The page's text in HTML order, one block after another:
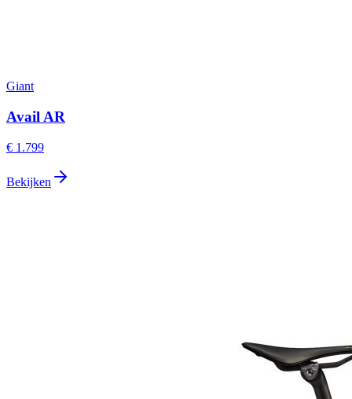
Giant
Avail AR
€ 1.799
Bekijken